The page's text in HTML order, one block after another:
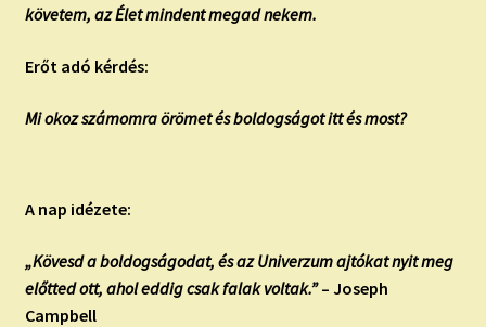
követem, az Élet mindent megad nekem.
Erőt adó kérdés:
Mi okoz számomra örömet és boldogságot itt és most?
A nap idézete:
„Kövesd a boldogságodat, és az Univerzum ajtókat nyit meg
előtted ott, ahol eddig csak falak voltak.”– Joseph
Campbell